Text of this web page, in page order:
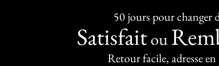
50 jours pour changer
Satisfaitou
Retour facile, adresse en